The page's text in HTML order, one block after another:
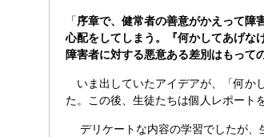
「序章で、健常者の善意がかえって障
心配をしてしまう。『何かしてあげな
障害者に対する悪意ある差別はもって
いま出していたアイデアが、「何か
た。この後、生徒たちは個人レポート
デリケートな内容の学習でしたが、